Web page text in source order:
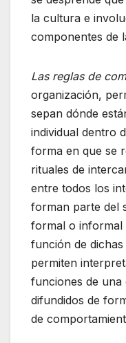
la cultura e
componentes de
Las reglas de
organización,
sepan dónde
individual dentro
forma en que se
rituales de
entre todos los
forman parte del
formal o informal
función de
permiten
funciones de
difundidos de
de